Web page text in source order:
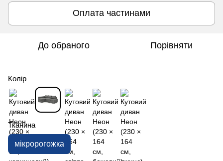
Оплата частинами
До обраного Порівняти
Колір
Тканина
мікророгожка